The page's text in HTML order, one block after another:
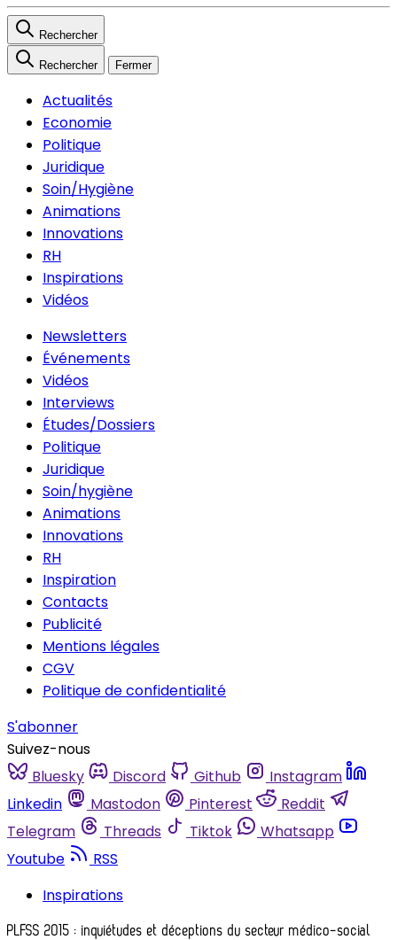
Rechercher
Rechercher Fermer
Actualités
Economie
Politique
Juridique
Soin/Hygiène
Animations
Innovations
RH
Inspirations
Vidéos
Newsletters
Événements
Vidéos
Interviews
Études/Dossiers
Politique
Juridique
Soin/hygiène
Animations
Innovations
RH
Inspiration
Contacts
Publicité
Mentions légales
CGV
Politique de confidentialité
S'abonner
Suivez-nous
Bluesky
Discord Github
Instagram
Linkedin
Mastodon Pinterest
Reddit
Telegram
Threads Tiktok
Whatsapp
Youtube
RSS
Inspirations
PLFSS 2015 : inquiétudes et déceptions du secteur médico-social